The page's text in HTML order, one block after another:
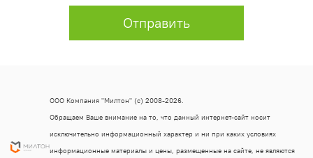
Отправить
ООО Компания "Милтон" (с) 2008-2026.
Обращаем Ваше внимание на то, что данный интернет-сайт носит
исключительно информационный характер и ни при каких условиях
информационные материалы и цены, размещенные на сайте, не являются